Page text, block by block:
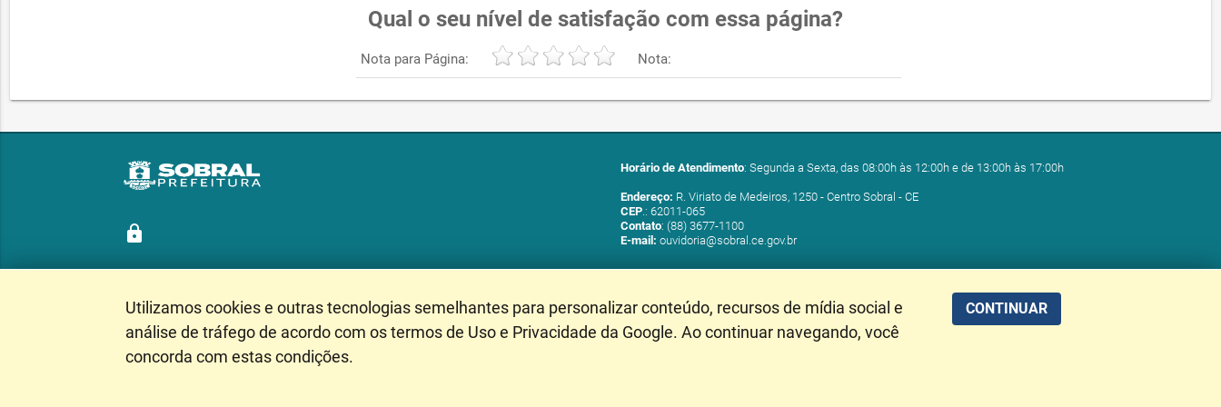
Qual o seu nível de satisfação com essa página?
Nota para Página: Nota:
lock
Horário de Atendimento: Segunda a Sexta, das 08:00h às 12:00h e de 13:00h às 17:00h
Endereço: R. Viriato de Medeiros, 1250 - Centro Sobral - CE
CEP.: 62011-065
Contato: (88) 3677-1100
E-mail: ouvidoria@sobral.ce.gov.br
Siga nossas redes sociais
Utilizamos cookies e outras tecnologias semelhantes para personalizar conteúdo, recursos de mídia social e
análise de tráfego de acordo com os termos de Uso e Privacidade da Google. Ao continuar navegando, você
concorda com estas condições.
CONTINUAR